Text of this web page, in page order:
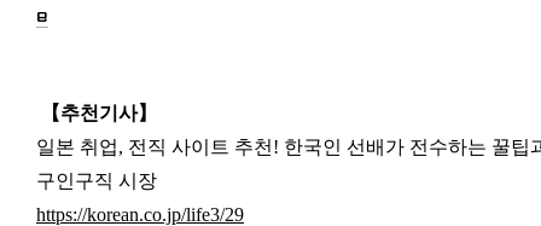
e
【추천기사】
일본 취업, 전직 사이트 추천! 한국인 선배가 전수하는 꿀팁
구인구직 시장
https://korean.co.jp/life3/29